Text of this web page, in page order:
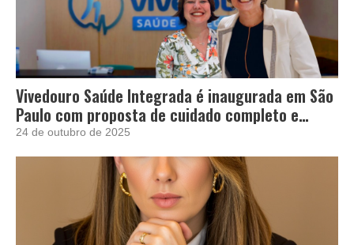
Vivedouro Saúde Integrada é inaugurada em São
Paulo com proposta de cuidado completo e
acolhedor
24 de outubro de 2025